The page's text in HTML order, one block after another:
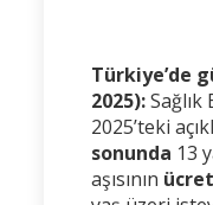
Türkiye’de
2025):Sağlık
2025’teki
sonunda 13
aşısının